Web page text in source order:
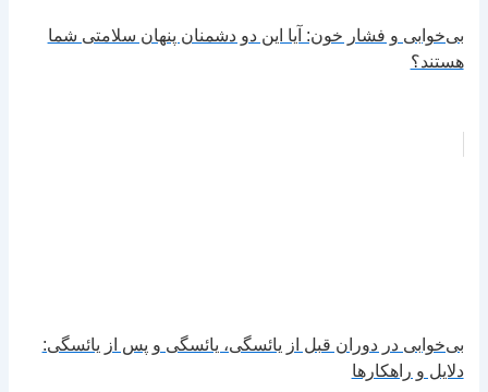
بی‌خوابی و فشار خون: آیا این دو دشمنان پنهان سلامتی شما
هستند؟
بی‌خوابی در دوران قبل از یائسگی، یائسگی و پس از یائسگی:
دلایل و راهکارها